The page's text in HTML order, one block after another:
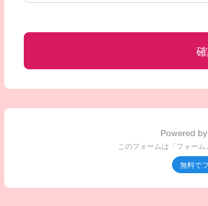
このフォームは「フォー
無料で